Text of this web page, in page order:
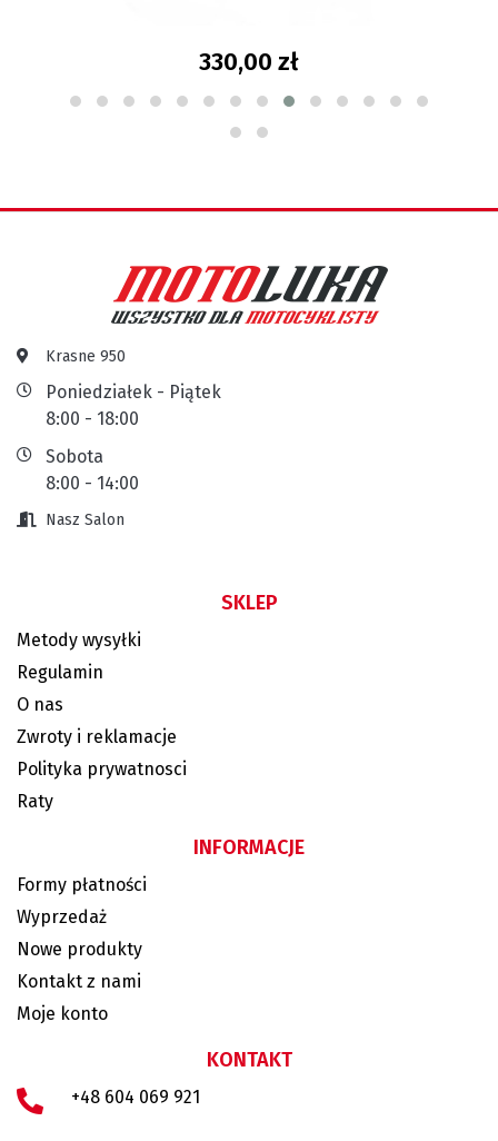
330,00 zł
Krasne 950
Poniedziałek - Piątek
8:00 - 18:00
Sobota
8:00 - 14:00
Nasz Salon
SKLEP
Metody wysyłki
Regulamin
O nas
Zwroty i reklamacje
Polityka prywatnosci
Raty
INFORMACJE
Formy płatności
Wyprzedaż
Nowe produkty
Kontakt z nami
Moje konto
KONTAKT
+48 604 069 921